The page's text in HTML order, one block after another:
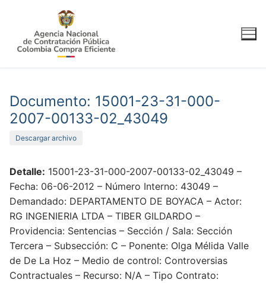
contenido
Documento: 15001-23-31-000-
2007-00133-02_43049
Descargar archivo
Detalle: 15001-23-31-000-2007-00133-02_43049 –
Fecha: 06-06-2012 – Número Interno: 43049 –
Demandado: DEPARTAMENTO DE BOYACA – Actor:
RG INGENIERIA LTDA – TIBER GILDARDO –
Providencia: Sentencias – Sección / Sala: Sección
Tercera – Subsección: C – Ponente: Olga Mélida Valle
de De La Hoz – Medio de control: Controversias
Contractuales – Recurso: N/A – Tipo Contrato: